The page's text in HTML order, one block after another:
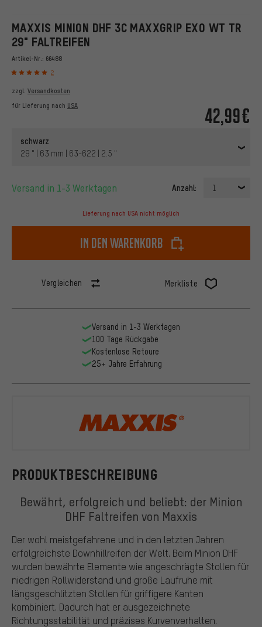
MAXXIS MINION DHF 3C MAXXGRIP EXO WT TR
29" FALTREIFEN
Artikel-Nr.: 66488
2
42,99€
zzgl. Versandkosten
für Lieferung nach USA
schwarz
29 " | 63 mm | 63-622 | 2.5 "
Versand in 1-3 Werktagen Anzahl: 1
Lieferung nach USA nicht möglich
In den Warenkorb
Vergleichen Merkliste
PRODUKTBESCHREIBUNG
Bewährt, erfolgreich und beliebt: der Minion
DHF Faltreifen von Maxxis
Der wohl meistgefahrene und in den letzten Jahren
erfolgreichste Downhillreifen der Welt. Beim Minion DHF
wurden bewährte Elemente wie angeschrägte Stollen für
niedrigen Rollwiderstand und große Laufruhe mit
längsgeschlitzten Stollen für griffigere Kanten
kombiniert. Dadurch hat er ausgezeichnete
Richtungsstabilität und präzises Kurvenverhalten.
Versand in 1-3 Werktagen
100 Tage Rückgabe
Kostenlose Retoure
25+ Jahre Erfahrung